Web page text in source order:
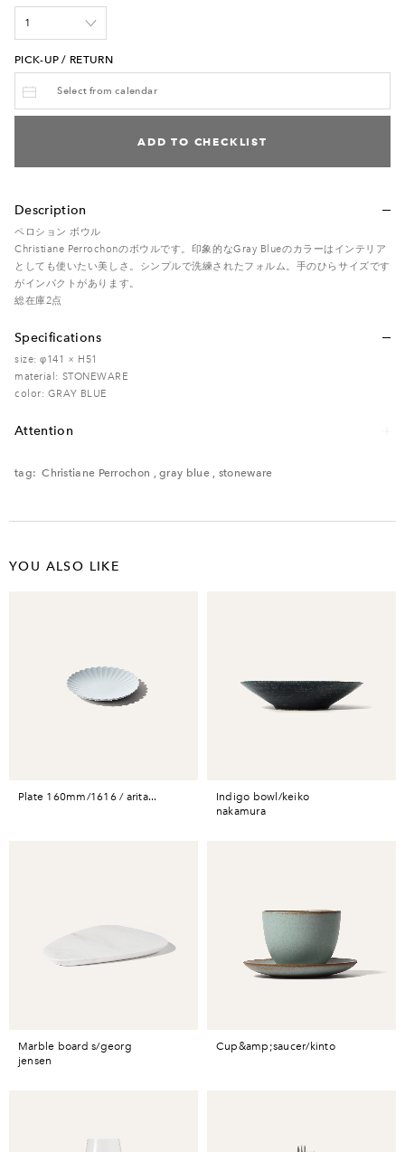
PICK-UP / RETURN
ADD TO CHECKLIST
Description
ペロション ボウル
Christiane Perrochonのボウルです。印象的なGray Blueのカラーはインテリア
としても使いたい美しさ。シンプルで洗練されたフォルム。手のひらサイズです
がインパクトがあります。
総在庫2点
Specifications
size: φ141 × H51
material: STONEWARE
color: GRAY BLUE
Attention
ださい。
tag: Christiane Perrochon ,gray blue, stoneware
YOU ALSO LIKE
plate 160mm/1616 / arita...
indigo bowl/keiko
nakamura
marble board s/georg
jensen
cup&amp;saucer/kinto